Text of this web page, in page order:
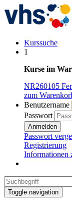
Kurssuche
1
Kurse im
NR260105
zum
Benutzername
Passwort
Anmelden
Passwort
Registrierung
Informationen
Toggle navigation